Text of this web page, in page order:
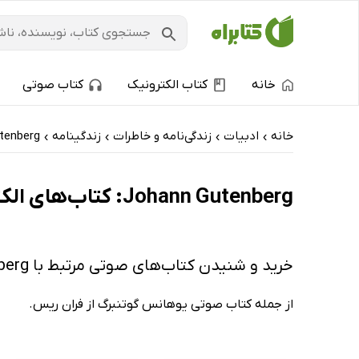
خانه کتاب الکترونیک کتاب صوتی
خانه › ادبیات › زندگی‌نامه و خاطرات › زندگینامه ›
Johann Gutenberg: کتاب‌های الکترونیک و کتاب‌های صوتی - ارزان ترین‌ها
خرید و شنیدن کتاب‌های صوتی مرتبط با Johann Gutenberg
از جمله کتاب صوتی یوهانس گوتنبرگ از فران ریس.